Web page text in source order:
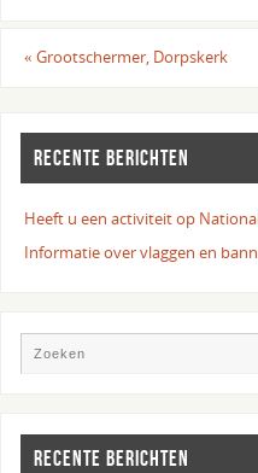
« Grootschermer, Dorpskerk
RECENTE BERICHTEN
Heeft u een activiteit op
Informatie over vlaggen en
RECENTE BERICHTEN